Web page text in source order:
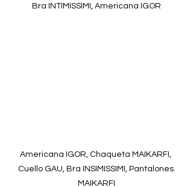
Bra INTIMISSIMI, Americana IGOR
Americana IGOR, Chaqueta MAIKARFI,
Cuello GAU, Bra INSIMISSIMI, Pantalones
MAIKARFI